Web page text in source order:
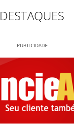
DESTAQUES
PUBLICIDADE